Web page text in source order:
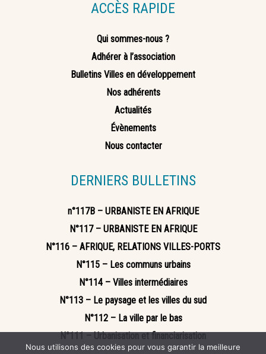
ACCÈS RAPIDE
Qui sommes-nous ?
Adhérer à l’association
Bulletins Villes en développement
Nos adhérents
Actualités
Évènements
Nous contacter
DERNIERS BULLETINS
n°117B – URBANISTE EN AFRIQUE
N°117 – URBANISTE EN AFRIQUE
N°116 – AFRIQUE, RELATIONS VILLES-PORTS
N°115 – Les communs urbains
N°114 – Villes intermédiaires
N°113 – Le paysage et les villes du sud
N°112 – La ville par le bas
N°111 – Urbanisation et financiarisation
Nous utilisons des cookies pour vous garantir la meilleure